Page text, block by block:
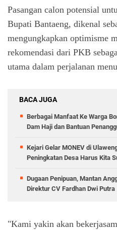
Pasangan calon potensial
Bupati Bantaeng, dikenal
mengungkapkan optimisme
rekomendasi dari PKB
utama dalam perjalanan
BACA JUGA
Berbagai Manfaat Ke Warga
Dam Haji dan Bantuan
Kejari Gelar MONEV di
Peningkatan Desa Harus Kita
Dugaan Penipuan, Mantan
Direktur CV Fardhan Dwi Putra
"Kami yakin akan